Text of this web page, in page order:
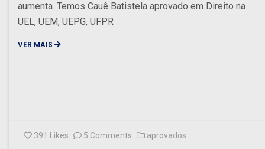
aumenta. Temos Cauê Batistela aprovado em Direito na
UEL, UEM, UEPG, UFPR
VER MAIS
391 Likes 5 Comments aprovados